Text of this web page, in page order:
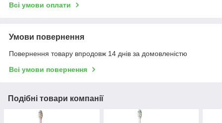
Всі умови оплати
Умови повернення
Повернення товару впродовж 14 днів за домовленістю
Всі умови повернення
Подібні товари компанії